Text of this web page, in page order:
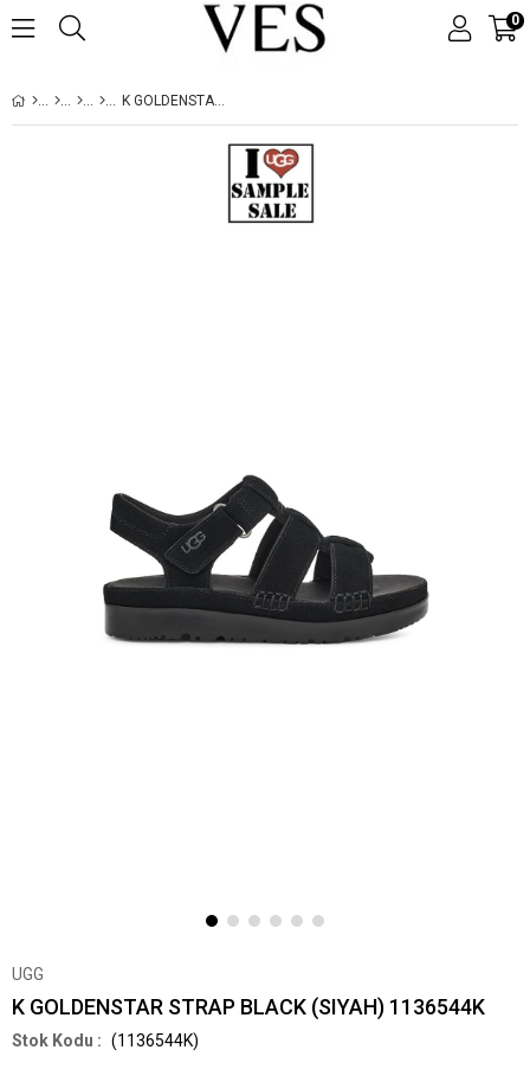
0
K GOLDENSTAR STRAP BLACK (SIYAH) 1136544K
UGG
K GOLDENSTAR STRAP BLACK (SIYAH) 1136544K
(1136544K)